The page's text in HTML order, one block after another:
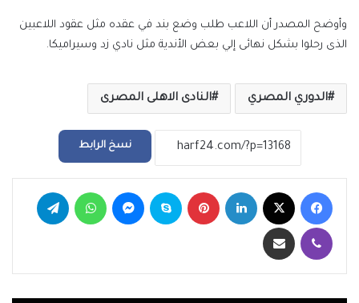
وأوضح المصدر أن اللاعب طلب وضع بند في عقده مثل عقود اللاعبين
الذى رحلوا بشكل نهائى إلي بعض الأندية مثل نادي زد وسيراميكا.
الدوري المصري النادى الاهلى المصرى
نسخ الرابط
فيسبوك لينكدإن بينتيريست سكايب ماسنجر واتساب
ڤايبر مشاركة عبر البريد